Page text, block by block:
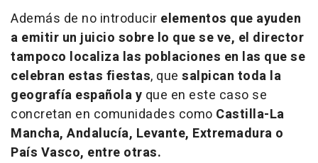
Además de no introducir elementos que ayuden
a emitir un juicio sobre lo que se ve, el director
tampoco localiza las poblaciones en las que se
celebran estas fiestas, que salpican toda la
geografía española y que en este caso se
concretan en comunidades como Castilla-La
Mancha, Andalucía, Levante, Extremadura o
País Vasco, entre otras.